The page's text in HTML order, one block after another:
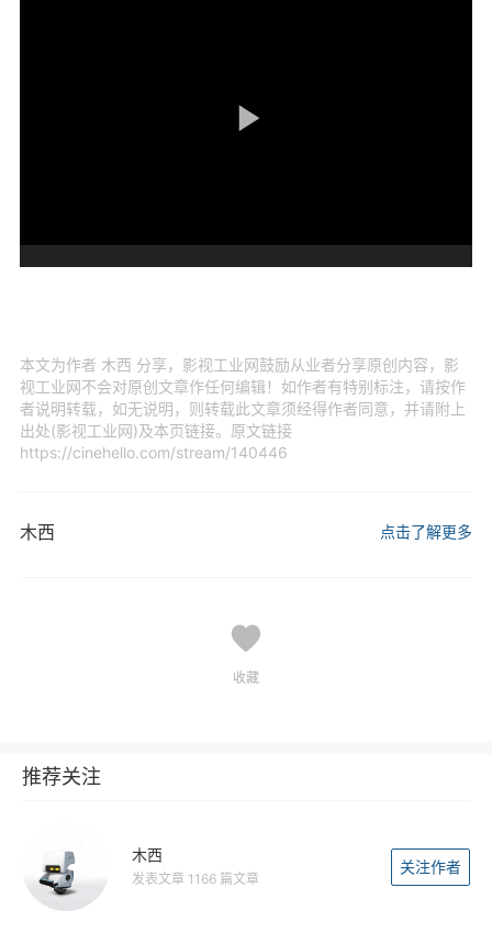
本文为作者 木西 分享，影视工业网鼓励从业者分享原创内容，影
视工业网不会对原创文章作任何编辑！如作者有特别标注，请按作
者说明转载，如无说明，则转载此文章须经得作者同意，并请附上
出处(影视工业网)及本页链接。原文链接
https://cinehello.com/stream/140446
木西 点击了解更多
收藏
推荐关注
木西
发表文章 1166 篇文章
关注作者